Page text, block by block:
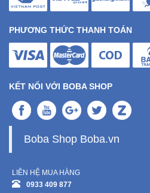
chơi
nghệ
Dịch
Giải
pháp
Voucher
Mẹ
Và
PHƯƠNG THỨC THANH TOÁN
KẾT NỐI VỚI BOBA SHOP
Boba Shop Boba.vn
LIÊN HỆ MUA HÀNG
0933 409 877